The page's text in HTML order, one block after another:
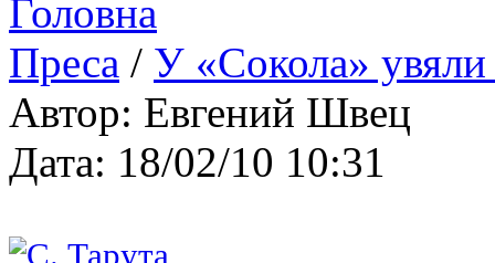
Головна
Преса / У «Сокола»
Автор: Евгений Швец
Дата: 18/02/10 10:31